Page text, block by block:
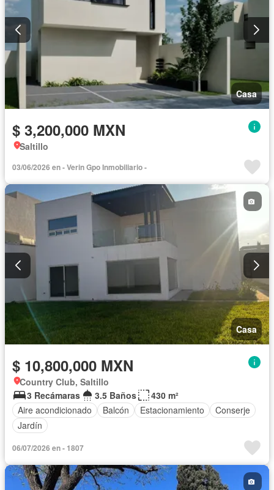
Casa
$ 3,200,000 MXN
Saltillo
03/06/2026 en - Verin Gpo Inmobiliario -
Casa
$ 10,800,000 MXN
Country Club, Saltillo
3 Recámaras
3.5 Baños
430 m²
Aire acondicionado
Balcón Estacionamiento
Conserje
Jardín
06/07/2026 en - 1807